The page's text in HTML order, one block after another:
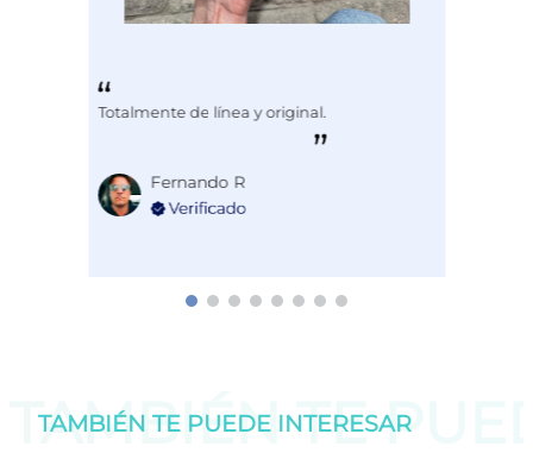
Totalmente de línea y original.
Fernando R
TAMBIÉN TE
TAMBIÉN TE PUEDE INTERESAR